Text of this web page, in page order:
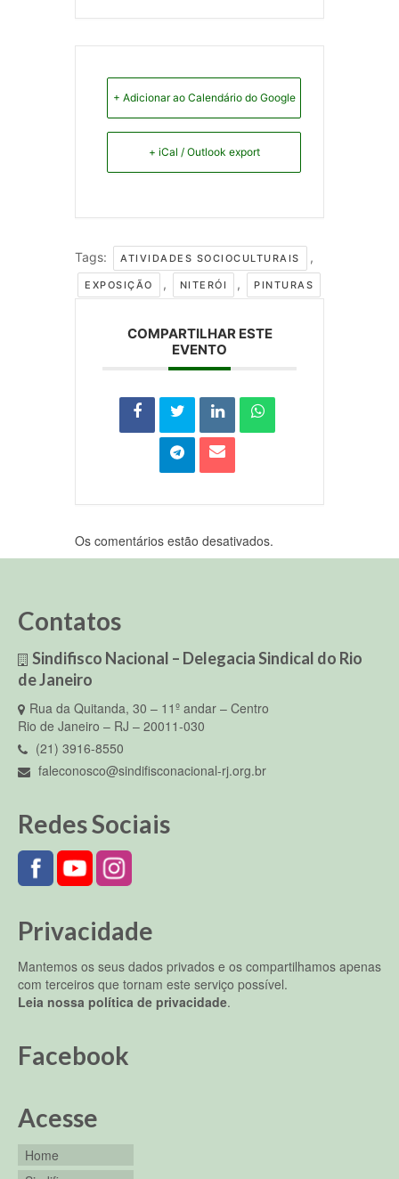
+ Adicionar ao Calendário do Google
+ iCal / Outlook export
Tags: ATIVIDADES SOCIOCULTURAIS ,
EXPOSIÇÃO , NITERÓI , PINTURAS
COMPARTILHAR ESTE
EVENTO
Os comentários estão desativados.
Contatos
Sindifisco Nacional – Delegacia Sindical do Rio
de Janeiro
Rua da Quitanda, 30 – 11º andar – Centro
Rio de Janeiro – RJ – 20011-030
(21) 3916-8550
faleconosco@sindifisconacional-rj.org.br
Redes Sociais
Privacidade
Mantemos os seus dados privados e os compartilhamos apenas
com terceiros que tornam este serviço possível.
Leia nossa política de privacidade.
Facebook
Acesse
Home